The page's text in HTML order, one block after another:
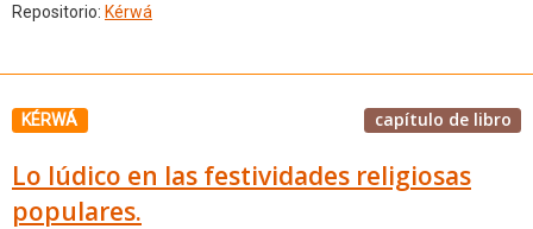
Repositorio: Kérwá
KÉRWÁ capítulo de libro
Lo lúdico en las festividades religiosas
populares.